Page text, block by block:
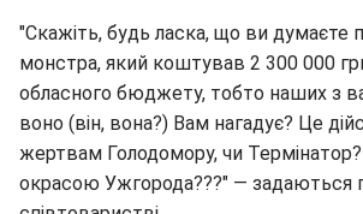
"Скажіть, будь ласка, що ви думаєте
монстра, який коштував 2 300 000
обласного бюджету, тобто наших з
воно (він, вона?) Вам нагадує? Це
жертвам Голодомору, чи Термінатор?
окрасою Ужгорода???" — задаються